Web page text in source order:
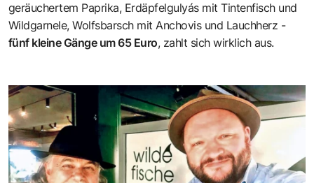
geräuchertem Paprika, Erdäpfelgulyás mit Tintenfisch und
Wildgarnele, Wolfsbarsch mit Anchovis und Lauchherz -
fünf kleine Gänge um 65 Euro, zahlt sich wirklich aus.